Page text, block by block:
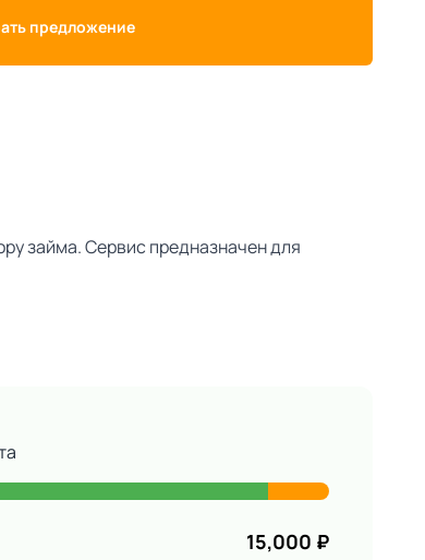
предложение
займа. Сервис предназначен для
15,000 ₽